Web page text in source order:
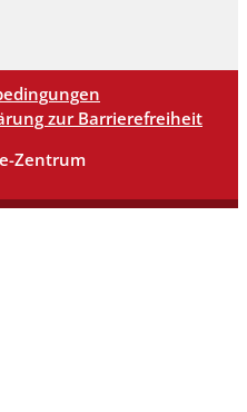
zur Barrierefreiheit
Zentrum